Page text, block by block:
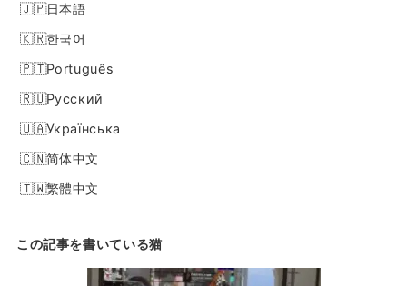
日本語
한국어
Português
Русский
Українська
简体中文
繁體中文
この記事を書いている猫